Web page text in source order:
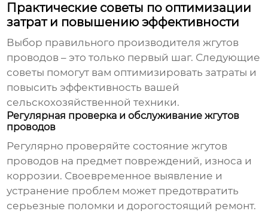
Практические советы по оптимизации
затрат и повышению эффективности
Выбор правильного производителяжгутов
проводов – это только первый шаг. Следующие
советы помогут вам оптимизировать затраты и
повысить эффективность вашей
сельскохозяйственной техники.
Регулярная проверка и обслуживание жгутов
проводов
Регулярно проверяйте состояниежгутов
проводов на предмет повреждений, износа и
коррозии. Своевременное выявление и
устранение проблем может предотвратить
серьезные поломки и дорогостоящий ремонт.